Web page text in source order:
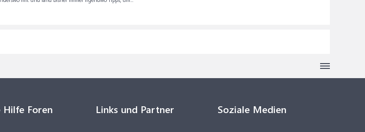
Hilfe Foren Links und Partner Soziale Medien